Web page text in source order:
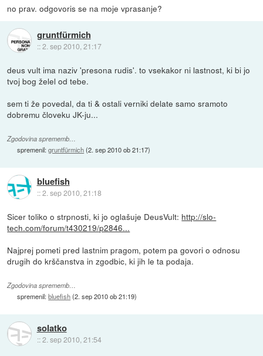
no prav. odgovoris se na moje vprasanje?
gruntfürmich
::2. sep 2010, 21:17
deus vult ima naziv 'presona rudis'. to vsekakor ni lastnost, ki bi jo
tvoj bog želel od tebe.
sem ti že povedal, da ti & ostali verniki delate samo sramoto
dobremu človeku JK-ju...
Zgodovina sprememb…
spremenil:gruntfürmich(2. sep 2010 ob 21:17)
bluefish
::2. sep 2010, 21:18
Sicer toliko o strpnosti, ki jo oglašuje DeusVult: http://slo-
tech.com/forum/t430219/p2846...
Najprej pometi pred lastnim pragom, potem pa govori o odnosu
drugih do krščanstva in zgodbic, ki jih le ta podaja.
Zgodovina sprememb…
spremenil:bluefish(2. sep 2010 ob 21:19)
solatko
::2. sep 2010, 21:54